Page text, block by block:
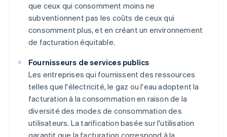
que ceux qui consomment moins ne
subventionnent pas les coûts de ceux qui
consomment plus, et en créant un environnement
de facturation équitable.
Fournisseurs de services publics
Les entreprises qui fournissent des ressources
telles que l'électricité, le gaz ou l'eau adoptent la
facturation à la consommation en raison de la
diversité des modes de consommation des
utilisateurs. La tarification basée sur l'utilisation